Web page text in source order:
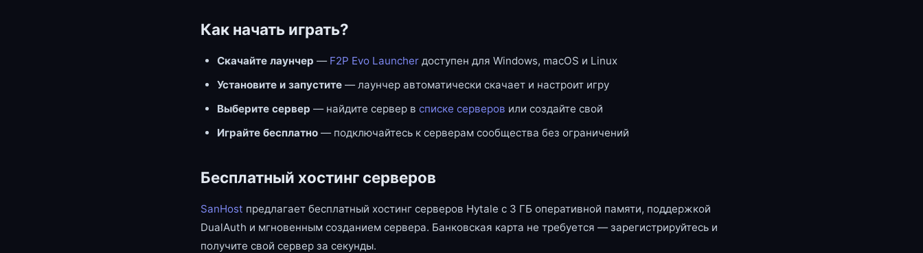
Как начать играть?
Скачайте лаунчер — F2P Evo Launcher доступен для Windows, macOS и Linux
Установите и запустите — лаунчер автоматически скачает и настроит игру
Выберите сервер — найдите сервер в списке серверов или создайте свой
Играйте бесплатно — подключайтесь к серверам сообщества без ограничений
Бесплатный хостинг серверов
SanHost предлагает бесплатный хостинг серверов Hytale с 3 ГБ оперативной памяти, поддержкой
DualAuth и мгновенным созданием сервера. Банковская карта не требуется — зарегистрируйтесь и
получите свой сервер за секунды.